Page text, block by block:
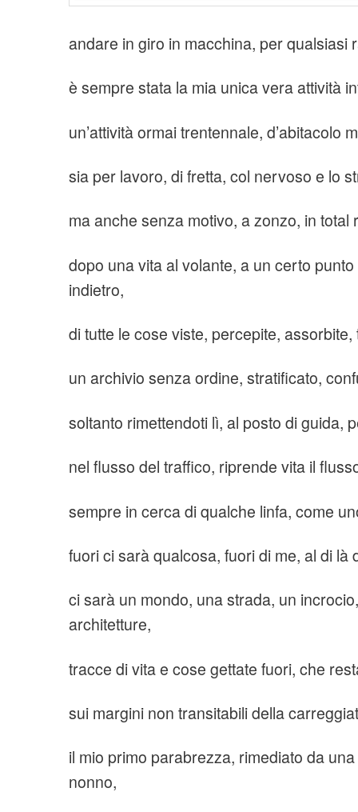
andare in giro in macchina, per qualsiasi
è sempre stata la mia unica vera attività
un’attività ormai trentennale, d’abitacolo
sia per lavoro, di fretta, col nervoso e lo
ma anche senza motivo, a zonzo, in total
dopo una vita al volante, a un certo
indietro,
di tutte le cose viste, percepite,
un archivio senza ordine, stratificato,
soltanto rimettendoti lì, al posto di guida,
nel flusso del traffico, riprende vita il
sempre in cerca di qualche linfa, come
fuori ci sarà qualcosa, fuori di me, al di là
ci sarà un mondo, una strada, un
architetture,
tracce di vita e cose gettate fuori, che
sui margini non transitabili della
il mio primo parabrezza, rimediato da
nonno,